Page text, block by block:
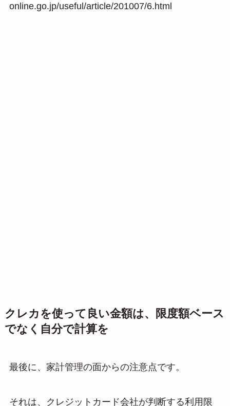
online.go.jp/useful/article/201007/6.html
クレカを使って良い金額は、限度額ベース
でなく自分で計算を
最後に、家計管理の面からの注意点です。
それは、クレジットカード会社が判断する利用限